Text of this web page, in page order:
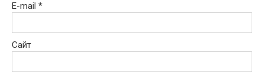
E-mail *
Сайт